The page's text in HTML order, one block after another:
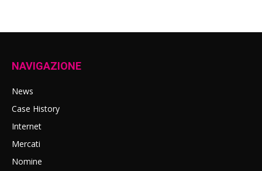
NAVIGAZIONE
News
Case History
Internet
Mercati
Nomine